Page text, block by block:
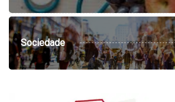
Sociedade